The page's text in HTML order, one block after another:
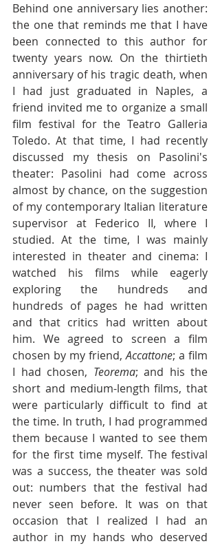
Behind one anniversary lies another:
the one that reminds me that I have
been connected to this author for
twenty years now. On the thirtieth
anniversary of his tragic death, when
I had just graduated in Naples, a
friend invited me to organize a small
film festival for the Teatro Galleria
Toledo. At that time, I had recently
discussed my thesis on Pasolini's
theater: Pasolini had come across
almost by chance, on the suggestion
of my contemporary Italian literature
supervisor at Federico II, where I
studied. At the time, I was mainly
interested in theater and cinema: I
watched his films while eagerly
exploring the hundreds and
hundreds of pages he had written
and that critics had written about
him. We agreed to screen a film
chosen by my friend, Accattone; a film
I had chosen, Teorema; and his the
short and medium-length films, that
were particularly difficult to find at
the time. In truth, I had programmed
them because I wanted to see them
for the first time myself. The festival
was a success, the theater was sold
out: numbers that the festival had
never seen before. It was on that
occasion that I realized I had an
author in my hands who deserved